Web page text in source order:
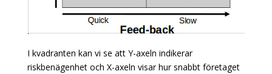
I kvadranten kan vi se att Y-axeln indikerar
riskbenägenhet och X-axeln visar hur snabbt företaget